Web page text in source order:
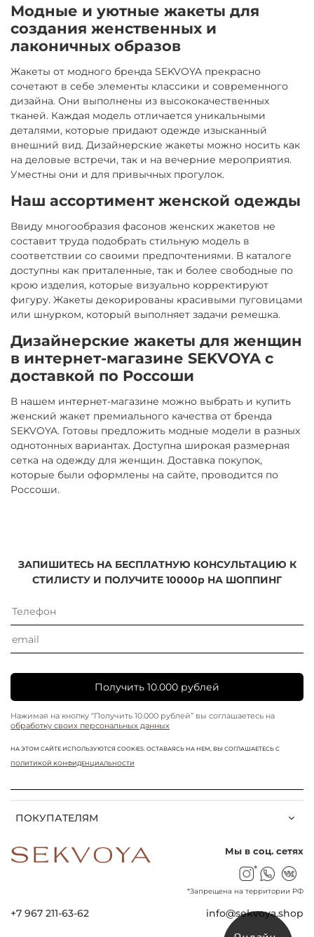
Модные и уютные жакеты для
создания женственных и
лаконичных образов
Жакеты от модного бренда SEKVOYA прекрасно
сочетают в себе элементы классики и современного
дизайна. Они выполнены из высококачественных
тканей. Каждая модель отличается уникальными
деталями, которые придают одежде изысканный
внешний вид. Дизайнерские жакеты можно носить как
на деловые встречи, так и на вечерние мероприятия.
Уместны они и для привычных прогулок.
Наш ассортимент женской одежды
Ввиду многообразия фасонов женских жакетов не
составит труда подобрать стильную модель в
соответствии со своими предпочтениями. В каталоге
доступны как приталенные, так и более свободные по
крою изделия, которые визуально корректируют
фигуру. Жакеты декорированы красивыми пуговицами
или шнурком, который выполняет задачи ремешка.
Дизайнерские жакеты для женщин
в интернет-магазине SEKVOYA с
доставкой по Россоши
В нашем интернет-магазине можно выбрать и купить
женский жакет премиального качества от бренда
SEKVOYA. Готовы предложить модные модели в разных
однотонных вариантах. Доступна широкая размерная
сетка на одежду для женщин. Доставка покупок,
которые были оформлены на сайте, проводится по
Россоши.
ПОКУПАТЕЛЯМ
ЗАПИШИТЕСЬ НА БЕСПЛАТНУЮ КОНСУЛЬТАЦИЮ К
СТИЛИСТУ И ПОЛУЧИТЕ 10000р НА ШОППИНГ
Получить 10.000 рублей
Нажимая на кнопку “Получить 10.000 рублей” вы соглашаетесь на
обработку своих персональных данных
НА ЭТОМ САЙТЕ ИСПОЛЬЗУЮТСЯ COOKIES. ОСТАВАЯСЬ НА НЕМ, ВЫ СОГЛАШАЕТЕСЬ С
ПОЛИТИКОЙ КОНФИДЕНЦИАЛЬНОСТИ
+7 967 211-63-62 info@sekvoya.shop
Мы в соц. сетях
*
*Запрещена на территории РФ